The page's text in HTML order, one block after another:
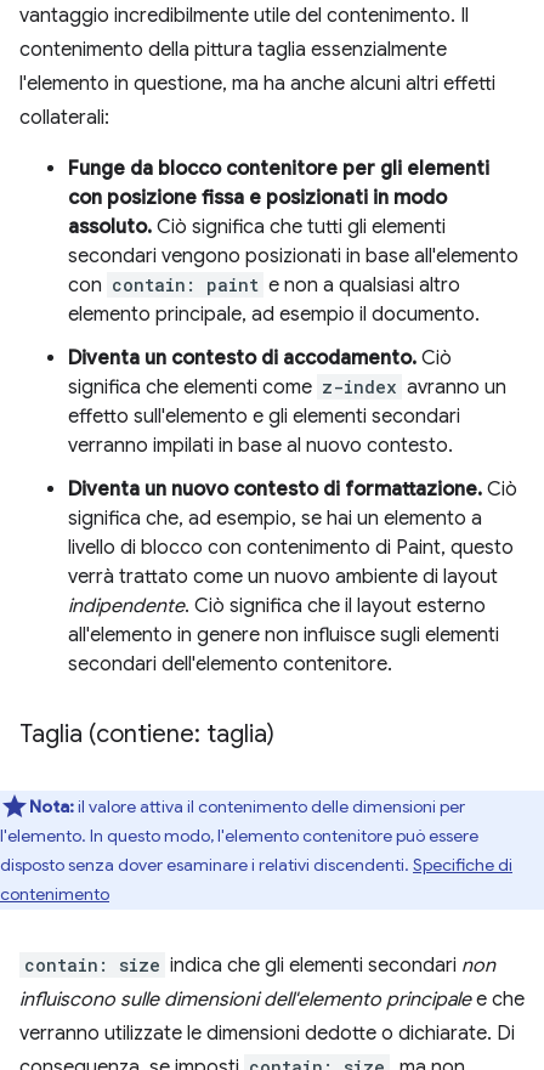
vantaggio incredibilmente utile del contenimento. Il
contenimento della pittura taglia essenzialmente
l'elemento in questione, ma ha anche alcuni altri effetti
collaterali:
Funge da blocco contenitore per gli elementi
con posizione fissa e posizionati in modo
assoluto. Ciò significa che tutti gli elementi
secondari vengono posizionati in base all'elemento
con contain: paint e non a qualsiasi altro
elemento principale, ad esempio il documento.
Diventa un contesto di accodamento. Ciò
significa che elementi come z-index avranno un
effetto sull'elemento e gli elementi secondari
verranno impilati in base al nuovo contesto.
Diventa un nuovo contesto di formattazione. Ciò
significa che, ad esempio, se hai un elemento a
livello di blocco con contenimento di Paint, questo
verrà trattato come un nuovo ambiente di layout
indipendente. Ciò significa che il layout esterno
all'elemento in genere non influisce sugli elementi
secondari dell'elemento contenitore.
Taglia (contiene: taglia)
Nota:il valore attiva il contenimento delle dimensioni per
l'elemento. In questo modo, l'elemento contenitore può essere
disposto senza dover esaminare i relativi discendenti. Specifiche di
contenimento
contain: size indica che gli elementi secondari non
influiscono sulle dimensioni dell'elemento principalee che
verranno utilizzate le dimensioni dedotte o dichiarate. Di